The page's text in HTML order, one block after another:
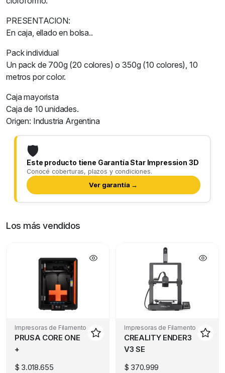
PRESENTACION:
En caja, ellado en bolsa..
Pack individual
Un pack de 700g (20 colores) o 350g (10 colores), 10
metros por color.
Caja mayorista
Caja de 10 unidades.
Origen: Industria Argentina
🛡️
Este producto tiene Garantía Star Impression 3D
Conocé coberturas, plazos y condiciones.
Ver garantía →
Los más vendidos
Impresoras de Filamento
PRUSA CORE ONE
+
$ 3.018.655
Impresoras de Filamento
CREALITY ENDER3
V3 SE
$ 370.999